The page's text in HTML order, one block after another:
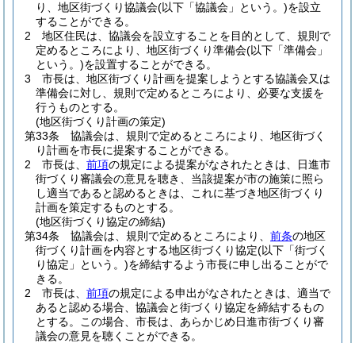
り、地区街づくり協議会(以下「協議会」という。)を設立
することができる。
2
地区住民は、協議会を設立することを目的として、規則で
定めるところにより、地区街づくり準備会(以下「準備会」
という。)を設置することができる。
3
市長は、地区街づくり計画を提案しようとする協議会又は
準備会に対し、規則で定めるところにより、必要な支援を
行うものとする。
(地区街づくり計画の策定)
第33条
協議会は、規則で定めるところにより、地区街づく
り計画を市長に提案することができる。
2
市長は、 前項の規定による提案がなされたときは、日進市
街づくり審議会の意見を聴き、当該提案が市の施策に照ら
し適当であると認めるときは、これに基づき地区街づくり
計画を策定するものとする。
(地区街づくり協定の締結)
第34条
協議会は、規則で定めるところにより、 前条の地区
街づくり計画を内容とする地区街づくり協定(以下「街づく
り協定」という。)を締結するよう市長に申し出ることがで
きる。
2
市長は、 前項の規定による申出がなされたときは、適当で
あると認める場合、協議会と街づくり協定を締結するもの
とする。
この場合、市長は、あらかじめ日進市街づくり審
議会の意見を聴くことができる。